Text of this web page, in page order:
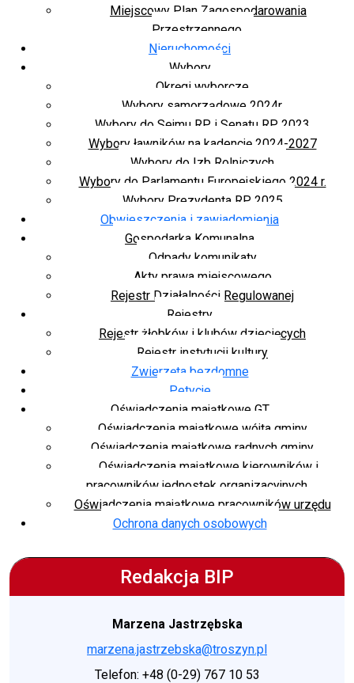
Miejscowy Plan Zagospodarowania
Przestrzennego
Nieruchomości
Wybory
Okręgi wyborcze
Wybory samorządowe 2024r.
Wybory do Sejmu RP i Senatu RP 2023
Wybory ławników na kadencję 2024-2027
Wybory do Izb Rolniczych
Wybory do Parlamentu Europejskiego 2024 r.
Wybory Prezydenta RP 2025
Obwieszczenia i zawiadomienia
Gospodarka Komunalna
Odpady komunikaty
Akty prawa miejscowego
Rejestr Działalności Regulowanej
Rejestry
Rejestr żłobków i klubów dziecięcych
Rejestr instytucji kultury
Zwierzęta bezdomne
Petycje
Oświadczenia majątkowe GT
Oświadczenia majątkowe wójta gminy
Oświadczenia majątkowe radnych gminy
Oświadczenia majątkowe kierowników i
pracowników jednostek organizacyjnych
Oświadczenia majątkowe pracowników urzędu
Ochrona danych osobowych
Redakcja BIP
Marzena Jastrzębska
marzena.jastrzebska@troszyn.pl
Telefon: +48 (0-29) 767 10 53